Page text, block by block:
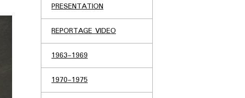
PRESENTATION
REPORTAGE VIDEO
1963-1969
1970-1975